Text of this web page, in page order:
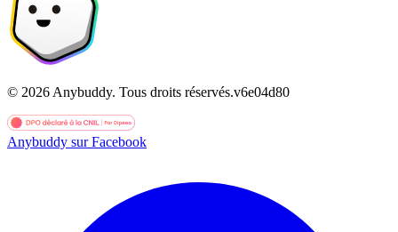
© 2026 Anybuddy. Tous droits réservés.v6e04d80
Anybuddy sur Facebook